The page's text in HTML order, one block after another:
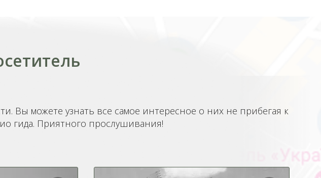
Вы можете узнать все самое интересное о них не прибегая к
гида. Приятного прослушивания!